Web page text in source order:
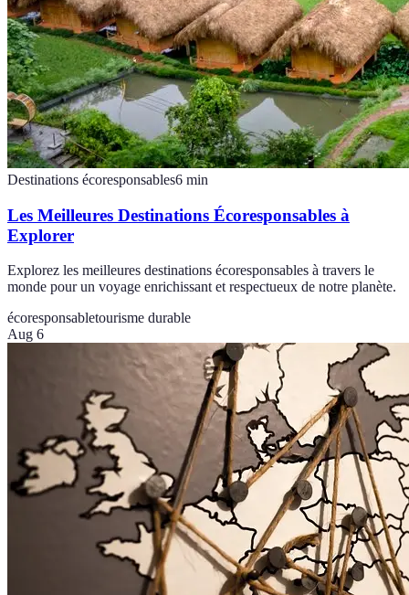
Destinations écoresponsables6 min
Les Meilleures Destinations Écoresponsables à
Explorer
Explorez les meilleures destinations écoresponsables à travers le
monde pour un voyage enrichissant et respectueux de notre planète.
écoresponsabletourisme durable
Aug 6